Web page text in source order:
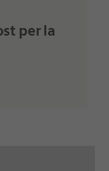
per la